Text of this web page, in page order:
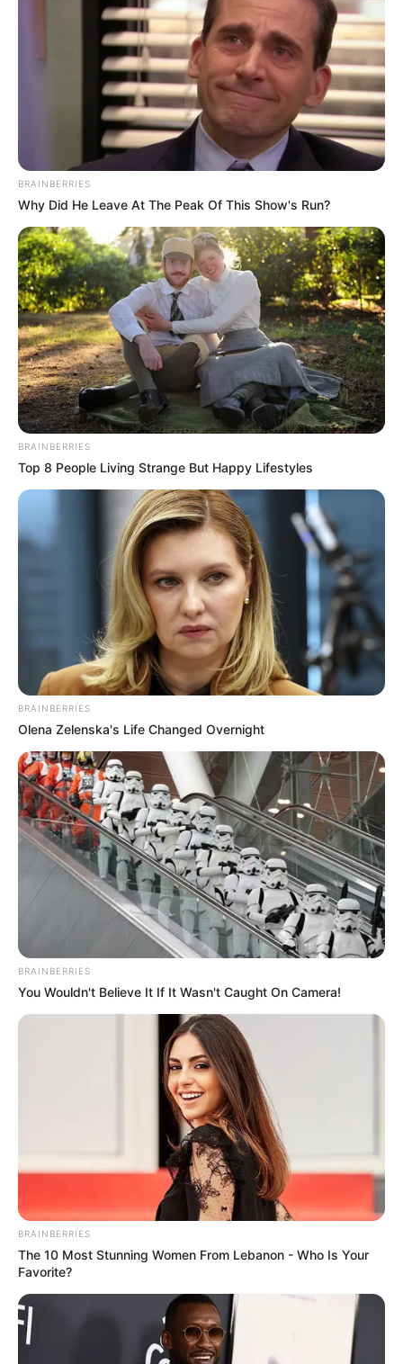
ΤΑΥΤΟΤΗΤΑ ΚΑΙ ΕΠΙΚΟΙΝΩΝΙΑ ΟΡΟΙ ΧΡΗΣΗΣ
© 2025 EVIANEWS του Γιώργου Κουτσελίνη
BRAINBERRIES
Why Did He Leave At The Peak Of This Show's Run?
BRAINBERRIES
Top 8 People Living Strange But Happy Lifestyles
BRAINBERRIES
Olena Zelenska's Life Changed Overnight
BRAINBERRIES
You Wouldn't Believe It If It Wasn't Caught On Camera!
BRAINBERRIES
The 10 Most Stunning Women From Lebanon - Who Is Your
Favorite?